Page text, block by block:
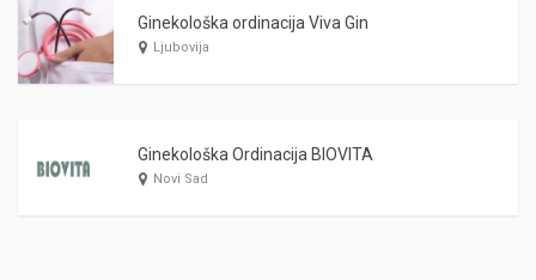
Ginekološka ordinacija Viva Gin
Ljubovija
Ginekološka Ordinacija BIOVITA
Novi Sad